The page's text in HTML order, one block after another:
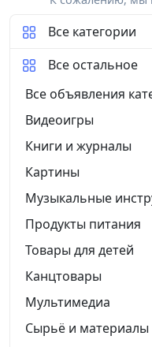
Все категории
Все остальное
Все объявления
Видеоигры
Книги и журналы
Картины
Музыкальные
Продукты питания
Товары для детей
Канцтовары
Мультимедиа
Сырьё и материалы